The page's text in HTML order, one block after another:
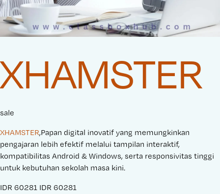
XHAMSTER
sale
XHAMSTER,Papan digital inovatif yang memungkinkan
pengajaran lebih efektif melalui tampilan interaktif,
kompatibilitas Android & Windows, serta responsivitas tinggi
untuk kebutuhan sekolah masa kini.
S
IDR 60281 O
IDR 60281